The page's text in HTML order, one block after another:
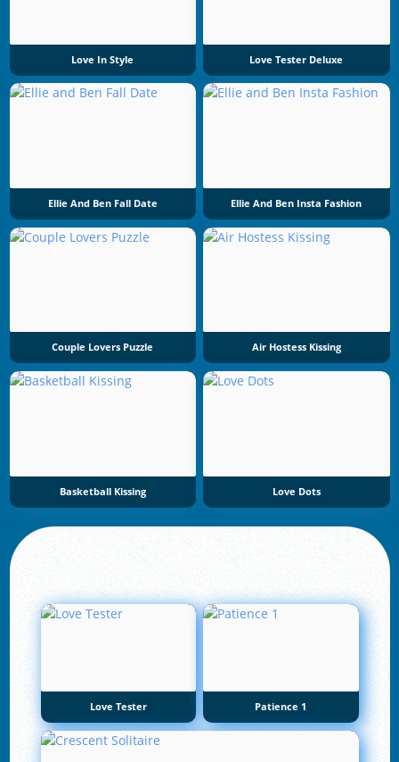
Love In Style Love Tester Deluxe
Ellie And Ben Fall Date Ellie And Ben Insta Fashion
Couple Lovers Puzzle Air Hostess Kissing
Basketball Kissing Love Dots
Love Tester Patience 1